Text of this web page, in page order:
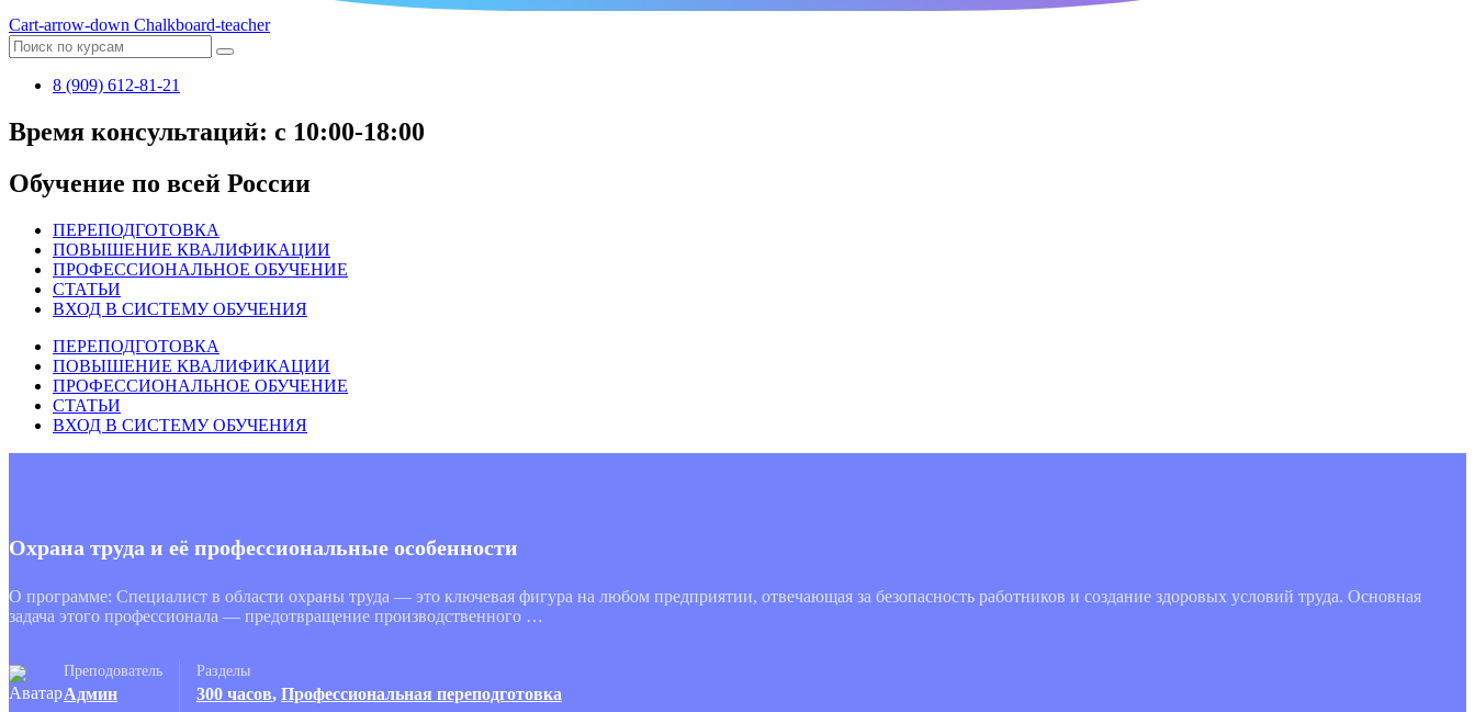
Cart-arrow-down Chalkboard-teacher
8 (909) 612-81-21
Время консультаций: с 10:00-18:00
Обучение по всей России
ПЕРЕПОДГОТОВКА
ПОВЫШЕНИЕ КВАЛИФИКАЦИИ
ПРОФЕССИОНАЛЬНОЕ ОБУЧЕНИЕ
СТАТЬИ
ВХОД В СИСТЕМУ ОБУЧЕНИЯ
ПЕРЕПОДГОТОВКА
ПОВЫШЕНИЕ КВАЛИФИКАЦИИ
ПРОФЕССИОНАЛЬНОЕ ОБУЧЕНИЕ
СТАТЬИ
ВХОД В СИСТЕМУ ОБУЧЕНИЯ
Охрана труда и её профессиональные особенности
О программе: Специалист в области охраны труда — это ключевая фигура на любом предприятии, отвечающая за безопасность работников и создание здоровых условий труда. Основная
задача этого профессионала — предотвращение производственного …
Преподователь
Админ
Разделы
300 часов, Профессиональная переподготовка